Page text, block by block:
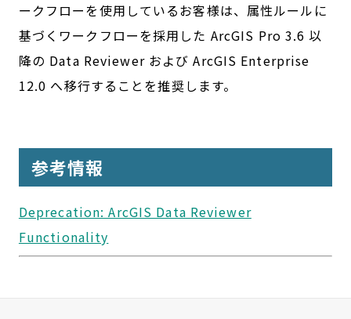
ークフローを使用しているお客様は、属性ルールに
基づくワークフローを採用した ArcGIS Pro 3.6 以
降の Data Reviewer および ArcGIS Enterprise
12.0 へ移行することを推奨します。
参考情報
Deprecation: ArcGIS Data Reviewer
Functionality